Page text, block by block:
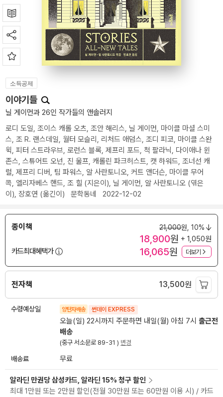
소득공제
이야기들
닐 게이먼과 26인 작가들의 앤솔러지
로디 도일, 조이스 캐롤 오츠, 조안 해리스, 닐 게이먼, 마이클 마셜 스미
스, 조 R. 랜스데일, 월터 모슬리 , 리처드 애덤스, 조디 피코, 마이클 스완
윅, 피터 스트라우브, 로런스 블록, 제프리 포드, 척 팔라닉, 다이애나 윈
존스, 스튜어트 오넌, 진 울프, 캐롤린 파크허스트, 캣 하워드, 조너선 캐
럴, 제프리 디버, 팀 파워스, 알 사란토니오, 커트 앤더슨, 마이클 무어
콕, 엘리자베스 핸드, 조 힐 (지은이), 닐 게이먼, 알 사란토니오 (엮은
이), 장호연 (옮긴이) 문학동네 2022-12-02
종이책 21,000원, 10%
18,900원 + 1,050원
카드최대혜택가
16,065원 더보기
전자책 13,500원
수령예상일 양탄자배송 썬데이 EXPRESS
오늘(일) 22시까지 주문하면 내일(월) 아침 7시 출근전
배송
(중구 서소문로 89-31 ) 변경
배송료 무료
알라딘 만권당 삼성카드, 알라딘 15% 청구 할인
최대 1만원 또는 2만원 할인(전월 30만원 또는 60만원 이용 시) / 카드